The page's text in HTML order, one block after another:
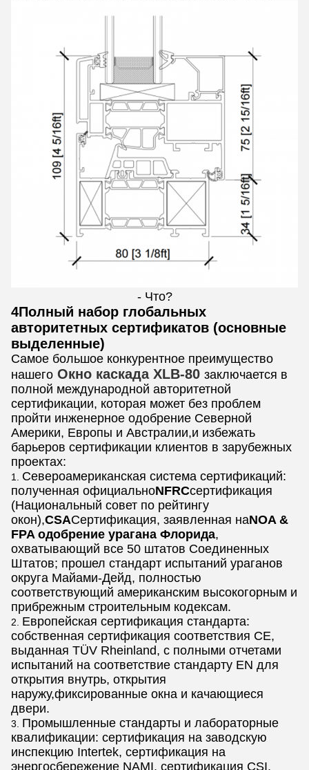
- Что?
4Полный набор глобальных
авторитетных сертификатов (основные
выделенные)
Самое большое конкурентное преимущество
нашего Окно каскада XLB-80 заключается в
полной международной авторитетной
сертификации, которая может без проблем
пройти инженерное одобрение Северной
Америки, Европы и Австралии,и избежать
барьеров сертификации клиентов в зарубежных
проектах:
Североамериканская система сертификаций:
полученная официальноNFRCсертификация
(Национальный совет по рейтингу
окон),CSAСертификация, заявленная наNOA &
FPA одобрение урагана Флорида,
охватывающий все 50 штатов Соединенных
Штатов; прошел стандарт испытаний ураганов
округа Майами-Дейд, полностью
соответствующий американским высокогорным и
прибрежным строительным кодексам.
Европейская сертификация стандарта:
собственная сертификация соответствия СЕ,
выданная TÜV Rheinland, с полными отчетами
испытаний на соответствие стандарту EN для
открытия внутрь, открытия
наружу,фиксированные окна и качающиеся
двери.
Промышленные стандарты и лабораторные
квалификации: сертификация на заводскую
инспекцию Intertek, сертификация на
энергосбережение NAMI, сертификация CSI,